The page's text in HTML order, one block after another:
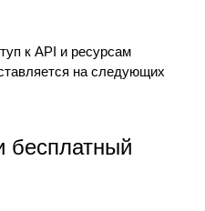
к API и ресурсам
на следующих
бесплатный